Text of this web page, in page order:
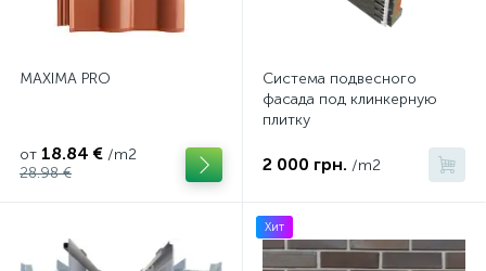
MAXIMA PRO
от 18.84 € /m2
28.98 €
Система подвесного
фасада под клинкерную
плитку
2 000 грн. /m2
Хит